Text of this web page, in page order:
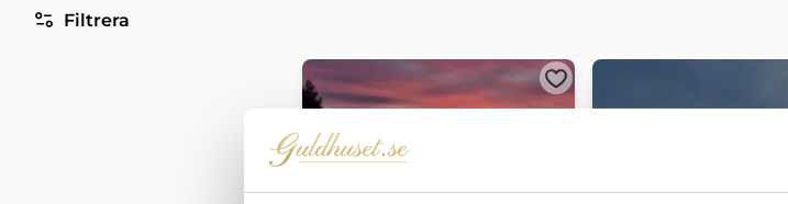
Filtrera
Lägg till i favoriter